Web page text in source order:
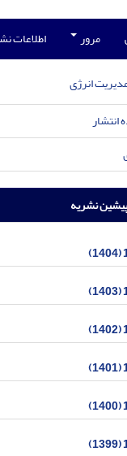
مرور اطلاعات
انتشار
نشریه